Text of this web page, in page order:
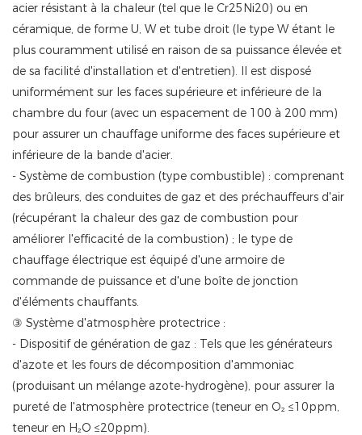
acier résistant à la chaleur (tel que le Cr25Ni20) ou en
céramique, de forme U, W et tube droit (le type W étant le
plus couramment utilisé en raison de sa puissance élevée et
de sa facilité d'installation et d'entretien). Il est disposé
uniformément sur les faces supérieure et inférieure de la
chambre du four (avec un espacement de 100 à 200 mm)
pour assurer un chauffage uniforme des faces supérieure et
inférieure de la bande d'acier.
- Système de combustion (type combustible) : comprenant
des brûleurs, des conduites de gaz et des préchauffeurs d'air
(récupérant la chaleur des gaz de combustion pour
améliorer l'efficacité de la combustion) ; le type de
chauffage électrique est équipé d'une armoire de
commande de puissance et d'une boîte de jonction
d'éléments chauffants.
③ Système d'atmosphère protectrice :
- Dispositif de génération de gaz : Tels que les générateurs
d'azote et les fours de décomposition d'ammoniac
(produisant un mélange azote-hydrogène), pour assurer la
pureté de l'atmosphère protectrice (teneur en O₂ ≤10ppm,
teneur en H₂O ≤20ppm).